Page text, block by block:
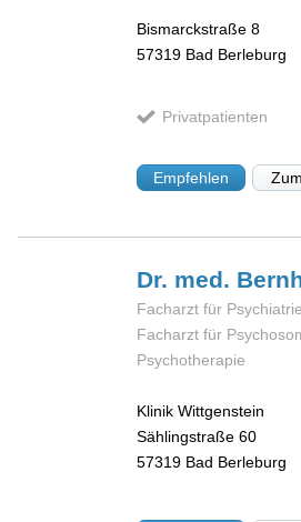
Bismarckstraße 8
57319 Bad Berleburg
Privatpatienten
Empfehlen
Dr. med.
Facharzt für
Facharzt für
Psychotherapie
Klinik Wittgenstein
Sählingstraße 60
57319 Bad Berleburg